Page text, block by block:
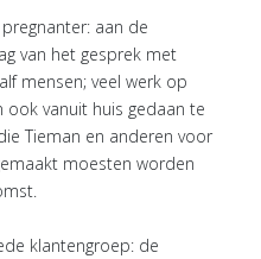
aan de
van het gesprek met
mensen; veel werk op
vanuit huis gedaan te
Tieman en anderen voor
moesten worden
klantengroep: de